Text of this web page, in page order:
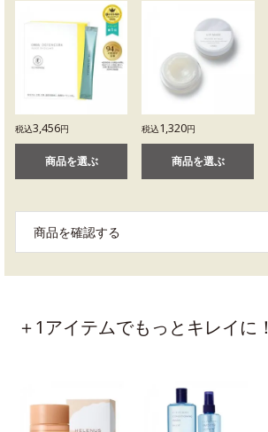
税込3,456円
商品を選ぶ
税込1,320円
商品を選ぶ
商品を確認する
＋1アイテムでもっとキレイに！